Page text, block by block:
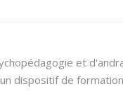
et
dispositif de